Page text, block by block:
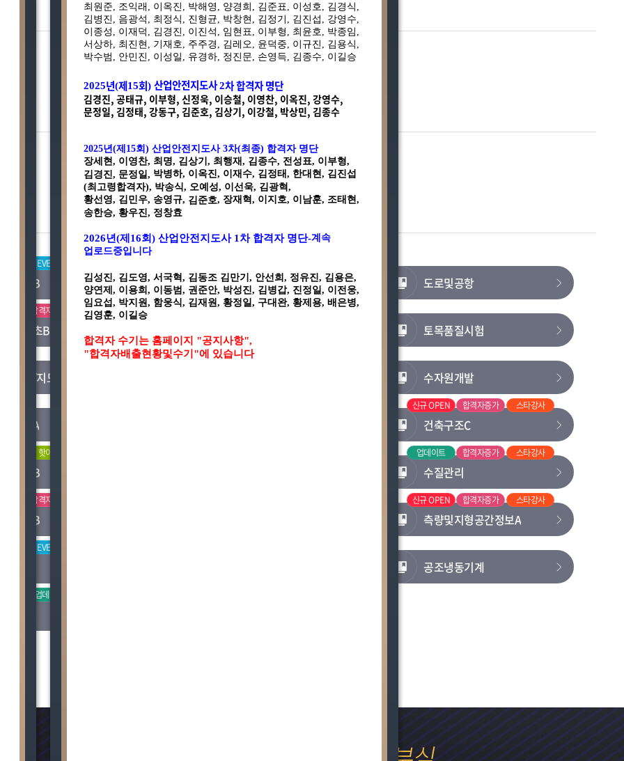
공사/공단취업
기술사
토목시공B
EVENT
건축시공 도로및공항
토질및기초B
합격자증가 스타강사 신규 OPEN 핫이슈 합격자증가
토목품질시험
건설안전/지도사B
업데이트 합격자증가
수자원개발
건축구조A 건축구조C
신규 OPEN 합격자증가 스타강사
토목구조B
핫이슈
수질관리
업데이트 합격자증가 스타강사
상하수도B
합격자증가
측량및지형공간정보A
신규 OPEN 합격자증가 스타강사
EVENT
공조냉동기계
업데이트
최원준, 조익래, 이옥진, 박해영, 양경희, 김준표, 이성호, 김경식,
김병진, 음광석 , 최정식, 진형균, 박창현, 김정기, 김진섭 , 강영수,
이종성, 이재덕, 김경진, 이진석, 임현표, 이부형, 최윤호, 박종임,
서상하, 최진현, 기재호, 주주경, 김레오, 윤덕중, 이규진, 김용식,
박수범, 안민진, 이성일, 유경하, 정진문, 손영득, 김종수, 이길승
2025년(제15회) 산업안전지도사2차 합격자 명단
김경진, 공태규, 이부형, 신정욱, 이승철, 이영찬, 이옥진, 강영수,
문정일, 김정태, 강동구, 김준호, 김상기, 이강철, 박상민, 김종수
2025년(제 15회 ) 산업안전지도사 3차(최종) 합격자 명단
장세현, 이영찬, 최명, 김상기, 최행재, 김종수, 전성표, 이부형,
김경진, 문정일, 박병하, 이옥진, 이재수, 김정태, 한대현, 김진섭
(최고령합격자), 박송식, 오예성, 이선욱, 김광혁,
황선영, 김민우, 송영규, 김준호, 장재혁, 이지호, 이남훈, 조태현,
송한승, 황우진, 정창효
2026년(제 16회) 산업안전지도사 1 차 합격자 명단-계속
업로드중입니다
김성진, 김도영, 서국혁, 김동조 김만기, 안선희, 정유진, 김용은,
양연제, 이용희, 이동범, 권준안, 박성진, 김병갑, 진정일, 이전웅,
임요섭, 박지원, 함웅식, 김재원, 황정일, 구대완, 황제용, 배은병,
김영훈, 이길승
합격자 수기는 홈페이지 "공지사항",
"합격자배출현황및수기 "에 있습니다